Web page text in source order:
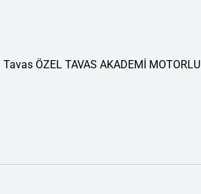
ÖZEL TAVAS AKADEMİ MOTORLU